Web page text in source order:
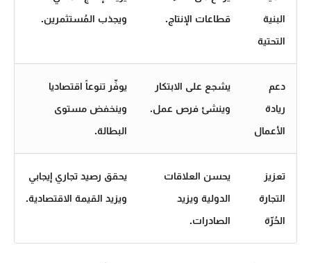
البنية
التحتية
قطاعات الإنتاج.
ويجذب المُستثمرين.
دعم
ريادة
الأعمال
يشجع على الابتكار
وينشئ فرص عمل.
يوفِّر تنوعاً اقتصاديا
وينخفض مستوى
البطالة.
تعزيز
التجارة
الحُرّة
يحسن العلاقات
الدولية ويزيد
الصادرات.
يحقق رصيد تجاري إيجابي
ويزيد القيمة الاقتصادية.